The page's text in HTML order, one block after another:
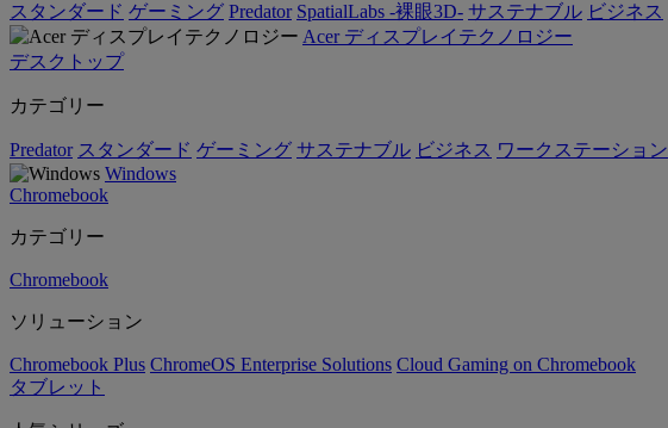
スタンダード ゲーミング Predator SpatialLabs -裸眼3D- サステナブル ビジネス
Acer ディスプレイテクノロジー
デスクトップ
カテゴリー
Predator スタンダード ゲーミング サステナブル ビジネス ワークステーション
Windows
Chromebook
カテゴリー
Chromebook
ソリューション
Chromebook Plus ChromeOS Enterprise Solutions Cloud Gaming on Chromebook
タブレット